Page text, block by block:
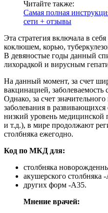
Читайте также:
Самая полная
сети + отзывы
Эта стратегия включала в
коклюшем, корью,
В девяностые годы данный
лихорадкой и вирусным
На данный момент, за счет
вакцинацией, заболеваемость
Однако, за счет значительного
заболевания в развивающихся
низкий уровень
и т.д.), в мире продолжают
столбняка ежегодно.
Код по МКД для:
столбняка
акушерского столбняка
других форм -А35.
Мнение врачей: